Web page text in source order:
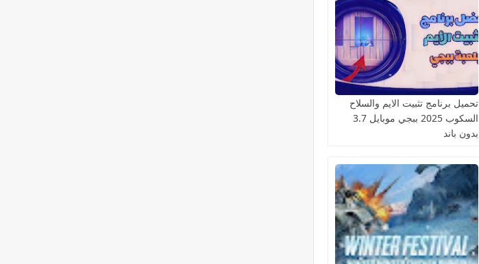
تحميل برنامج تثبيت الايم والسلاح
السكوب 2025 ببجي موبايل 3.7
بدون باند